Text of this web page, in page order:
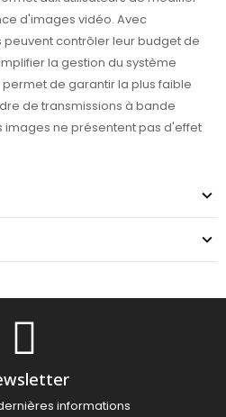
d'images vidéo. Avec
peuvent contrôler leur budget de
la gestion du système
permet de garantir la plus faible
de transmissions à bande
images ne présentent pas d'effet
informations